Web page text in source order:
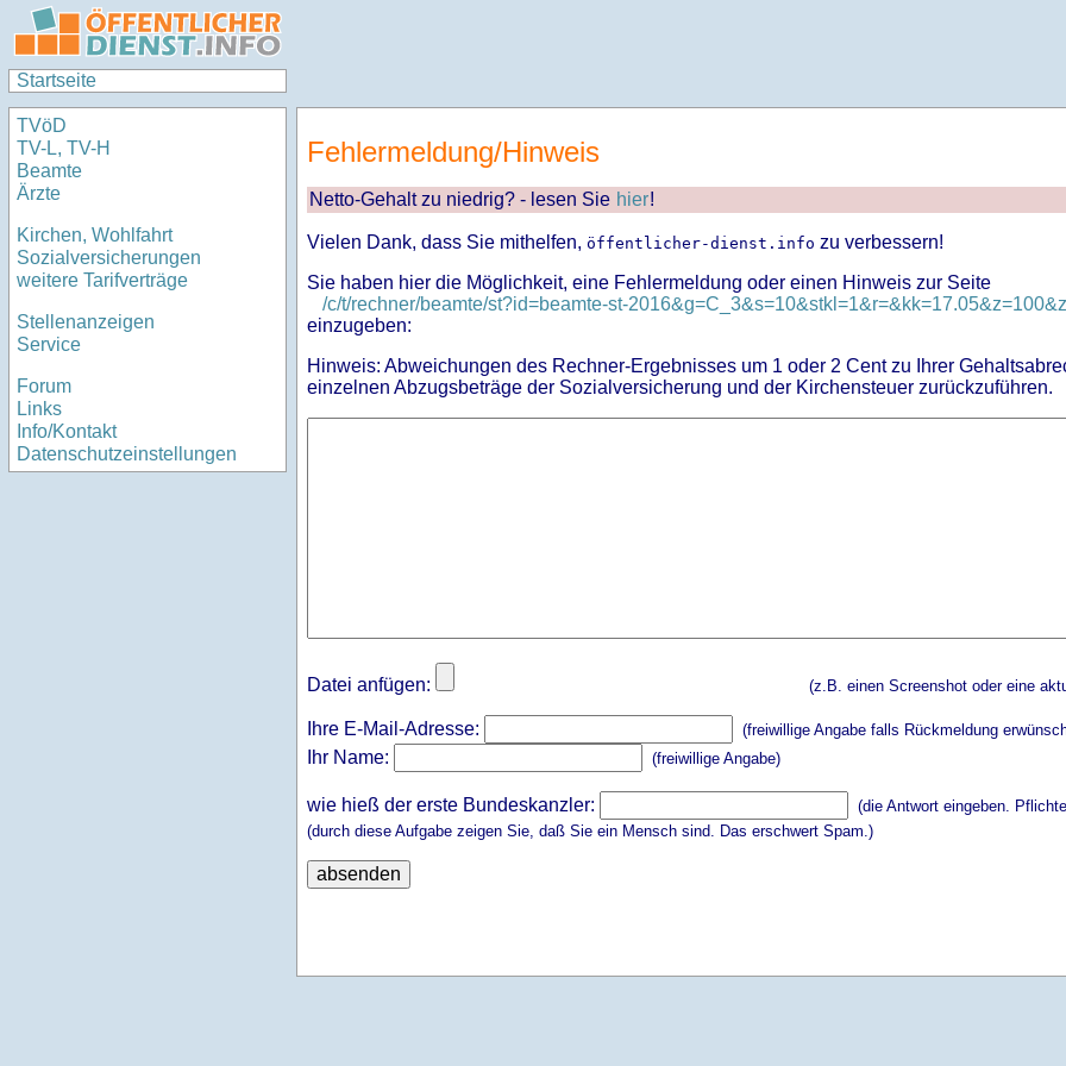
Startseite
TVöD
TV-L, TV-H
Beamte
Ärzte
Kirchen, Wohlfahrt
Sozialversicherungen
weitere Tarifverträge
Stellenanzeigen
Service
Forum
Links
Info/Kontakt
Datenschutzeinstellungen
Fehlermeldung/Hinweis
Netto-Gehalt zu niedrig? - lesen Sie hier!
Vielen Dank, dass Sie mithelfen, öffentlicher-dienst.info zu verbessern!
Sie haben hier die Möglichkeit, eine Fehlermeldung oder einen Hinweis zur Seite
/c/t/rechner/beamte/st?id=beamte-st-
einzugeben:
Hinweis: Abweichungen des Rechner-Ergebnisses um 1 oder 2 Cent zu Ihrer
einzelnen Abzugsbeträge der Sozialversicherung und der Kirchensteuer zurückzuführen.
Datei anfügen: (z.B. einen Screenshot oder eine
Ihre E-Mail-Adresse: (freiwillige Angabe falls Rückmeldung
Ihr Name: (freiwillige Angabe)
wie hieß der erste Bundeskanzler:
(die Antwort eingeben.
(durch diese Aufgabe zeigen Sie, daß Sie ein Mensch sind. Das erschwert Spam.)